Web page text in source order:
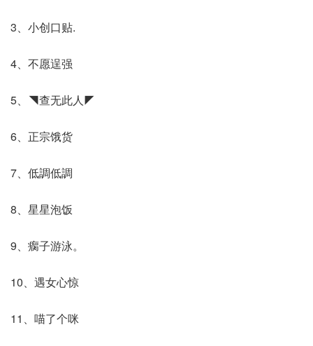
3、小创口贴.
4、不愿逞强
5、◥查无此人◤
6、正宗饿货
7、低調低調
8、星星泡饭
9、瘸子游泳。
10、遇女心惊
11、喵了个咪